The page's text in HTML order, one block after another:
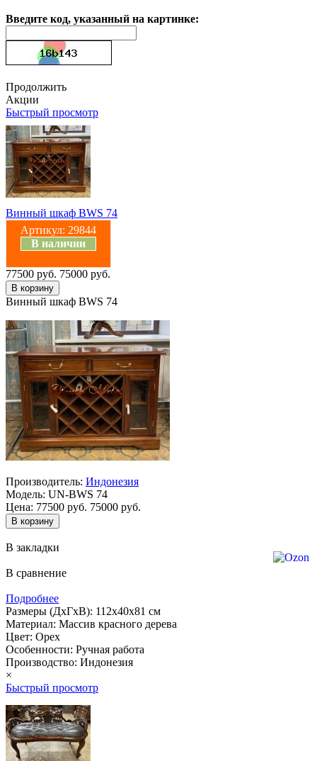
Введите код, указанный на картинке:
Продолжить
Акции
Быстрый просмотр
Винный шкаф BWS 74
Артикул: 29844
В наличии
77500 руб. 75000 руб.
Винный шкаф BWS 74
Производитель: Индонезия
Модель: UN-BWS 74
Цена: 77500 руб. 75000 руб.
В закладки
В сравнение
Подробнее
Размеры (ДхГхВ): 112х40х81 см
Материал: Массив красного дерева
Цвет: Орех
Особенности: Ручная работа
Производство: Индонезия
×
Быстрый просмотр